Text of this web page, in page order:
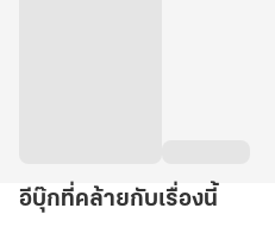
อีบุ๊กที่คล้ายกับเรื่องนี้